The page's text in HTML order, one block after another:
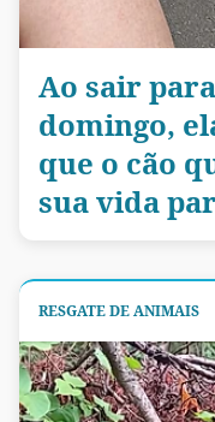
Ao sair
domingo,
que o cão
sua vida
RESGATE DE ANIMAIS